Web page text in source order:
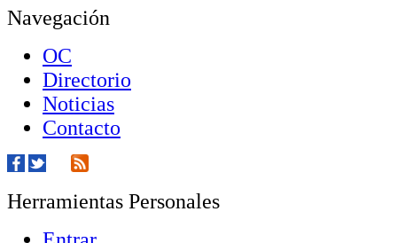
Navegación
OC
Directorio
Noticias
Contacto
Herramientas Personales